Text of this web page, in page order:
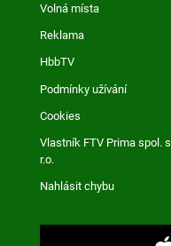
Volná místa
Reklama
HbbTV
Podmínky užívání
Cookies
Vlastník FTV Prima spol. s
r.o.
Nahlásit chybu